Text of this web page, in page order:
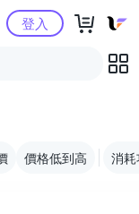
中心登入
價格低到高 消